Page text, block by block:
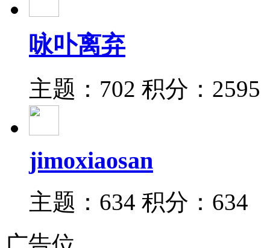
咏卟离弃
主题：702 积分：2595
jimoxiaosan
主题：634 积分：634